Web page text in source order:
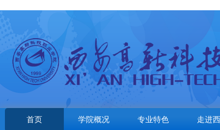
首页 学院概况 专业特色 走进